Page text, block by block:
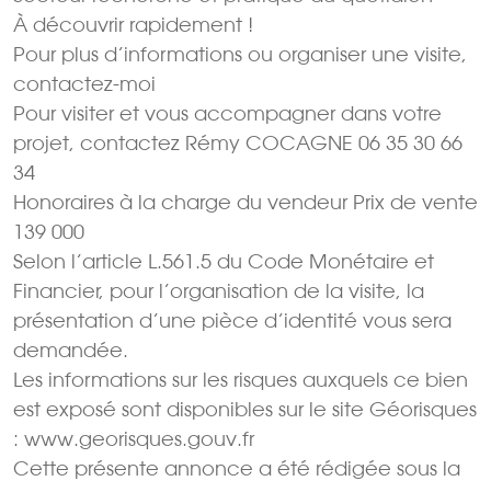
À découvrir rapidement !
Pour plus d’informations ou organiser une visite,
contactez-moi
Pour visiter et vous accompagner dans votre
projet, contactez Rémy COCAGNE 06 35 30 66
34
Honoraires à la charge du vendeur Prix de vente
139 000 
Selon l’article L.561.5 du Code Monétaire et
Financier, pour l’organisation de la visite, la
présentation d’une pièce d’identité vous sera
demandée.
Les informations sur les risques auxquels ce bien
est exposé sont disponibles sur le site Géorisques
: www.georisques.gouv.fr
Cette présente annonce a été rédigée sous la